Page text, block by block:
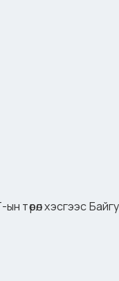
төрөл хэсгээс